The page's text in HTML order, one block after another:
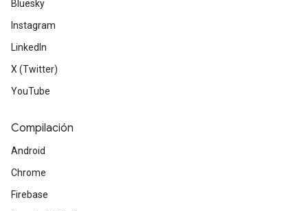
Bluesky
Instagram
LinkedIn
X (Twitter)
YouTube
Compilación
Android
Chrome
Firebase